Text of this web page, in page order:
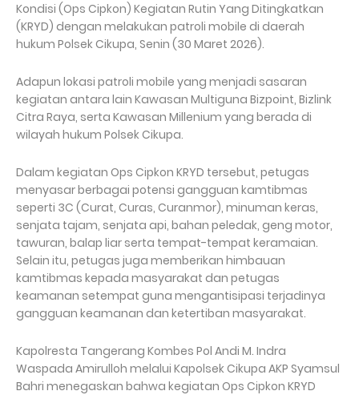
Kondisi (Ops Cipkon) Kegiatan Rutin Yang Ditingkatkan
(KRYD) dengan melakukan patroli mobile di daerah
hukum Polsek Cikupa, Senin (30 Maret 2026).
Adapun lokasi patroli mobile yang menjadi sasaran
kegiatan antara lain Kawasan Multiguna Bizpoint, Bizlink
Citra Raya, serta Kawasan Millenium yang berada di
wilayah hukum Polsek Cikupa.
Dalam kegiatan Ops Cipkon KRYD tersebut, petugas
menyasar berbagai potensi gangguan kamtibmas
seperti 3C (Curat, Curas, Curanmor), minuman keras,
senjata tajam, senjata api, bahan peledak, geng motor,
tawuran, balap liar serta tempat-tempat keramaian.
Selain itu, petugas juga memberikan himbauan
kamtibmas kepada masyarakat dan petugas
keamanan setempat guna mengantisipasi terjadinya
gangguan keamanan dan ketertiban masyarakat.
Kapolresta Tangerang Kombes Pol Andi M. Indra
Waspada Amirulloh melalui Kapolsek Cikupa AKP Syamsul
Bahri menegaskan bahwa kegiatan Ops Cipkon KRYD